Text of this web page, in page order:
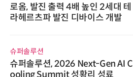
로옴, 발진 출력 4배 높인 2세대 테
라헤르츠파 발진 디바이스 개발
슈퍼솔루션
슈퍼솔루션, 2026 Next-Gen AI C
ooling Summit 성황리 성료